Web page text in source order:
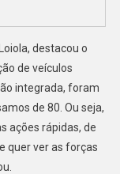
destacou o
de veículos
integrada, foram
de 80. Ou seja,
ações rápidas, de
quer ver as forças